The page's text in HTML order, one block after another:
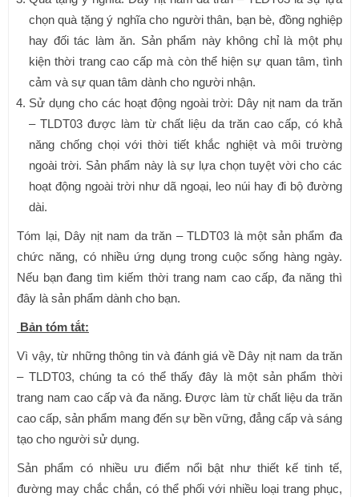
chọn quà tặng ý nghĩa cho người thân, bạn bè, đồng nghiệp
hay đối tác làm ăn. Sản phẩm này không chỉ là một phụ
kiện thời trang cao cấp mà còn thể hiện sự quan tâm, tình
cảm và sự quan tâm dành cho người nhận.
Sử dụng cho các hoạt động ngoài trời: Dây nịt nam da trăn
– TLDT03 được làm từ chất liệu da trăn cao cấp, có khả
năng chống chọi với thời tiết khắc nghiệt và môi trường
ngoài trời. Sản phẩm này là sự lựa chọn tuyệt vời cho các
hoạt động ngoài trời như dã ngoại, leo núi hay đi bộ đường
dài.
Tóm lại, Dây nịt nam da trăn – TLDT03 là một sản phẩm đa
chức năng, có nhiều ứng dụng trong cuộc sống hàng ngày.
Nếu bạn đang tìm kiếm thời trang nam cao cấp, đa năng thì
đây là sản phẩm dành cho bạn.
Bản tóm tắt:
Vì vậy, từ những thông tin và đánh giá về Dây nịt nam da trăn
– TLDT03, chúng ta có thể thấy đây là một sản phẩm thời
trang nam cao cấp và đa năng. Được làm từ chất liệu da trăn
cao cấp, sản phẩm mang đến sự bền vững, đẳng cấp và sáng
tạo cho người sử dụng.
Sản phẩm có nhiều ưu điểm nổi bật như thiết kế tinh tế,
đường may chắc chắn, có thể phối với nhiều loại trang phục,